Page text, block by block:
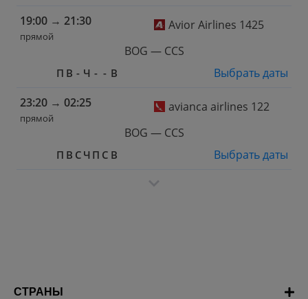
19:00 → 21:30
прямой
Avior Airlines 1425
BOG — CCS
П В - Ч - - В
Выбрать даты
23:20 → 02:25
прямой
avianca airlines 122
BOG — CCS
П В С Ч П С В Выбрать даты
СТРАНЫ